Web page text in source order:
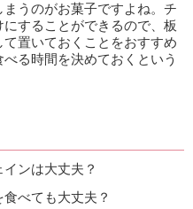
うのがお菓子ですよね。チ
することができるので、板
置いておくことをおすすめ
る時間を決めておくという
ンは大丈夫？
べても大丈夫？